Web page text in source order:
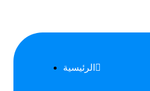
الرئيسية